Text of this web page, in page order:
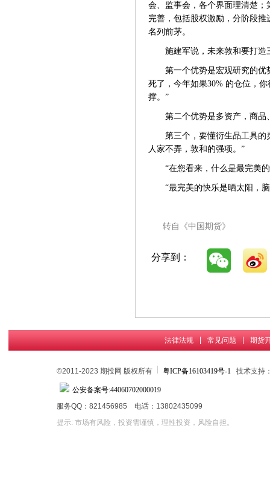
会、监事会，各个界面理清楚
完善，包括股权激励，分阶段
名列前茅。
施建军说，未来敦和要打造
第一个优势是宏观研究的优
死了，今年如果30% 的仓位，
撑。”
第二个优势是多资产，商
第三个，要懂衍生品工具
人家不弄，敦和的强项。”
“在您看来，什么是最完美
“最完美的快乐是晒太阳，
转自《中国期货》
分享到：
法律法规 | 常见问题 | 期货
©2011-2023 期投网 版权所有 粤ICP备16103419号-1 技术支持
公安备案号:44060702000019
服务QQ：821456985 电话：13802435099
提示: 市场有风险，投资需谨慎，理性投资，风险自担。